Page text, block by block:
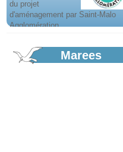
d'aménagement par Saint-Malo
Agglomération...
En savoir plus...
d'une...
Marees